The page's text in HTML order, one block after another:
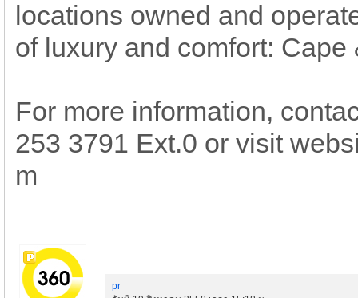
locations owned and
of luxury and comfort:
For more information,
253 3791 Ext.0 or visit
m
pr